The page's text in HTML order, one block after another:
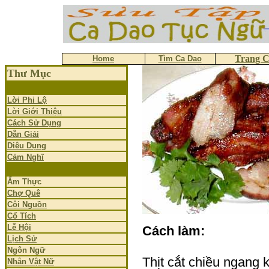
Home Tìm Ca Dao Trang
Thư Mục
Lời Phi Lộ
Lời Giới Thiệu
Cách Sử Dụng
Dẫn Giải
Diêu Dụng
Cảm Nghĩ
Ẩm Thực
Chợ Quê
Cội Nguồn
Cổ Tích
Lễ Hội
Lịch Sử
Ngôn Ngữ
Nhân Vật Nữ
Cách làm:
Thịt cắt chiều ngang